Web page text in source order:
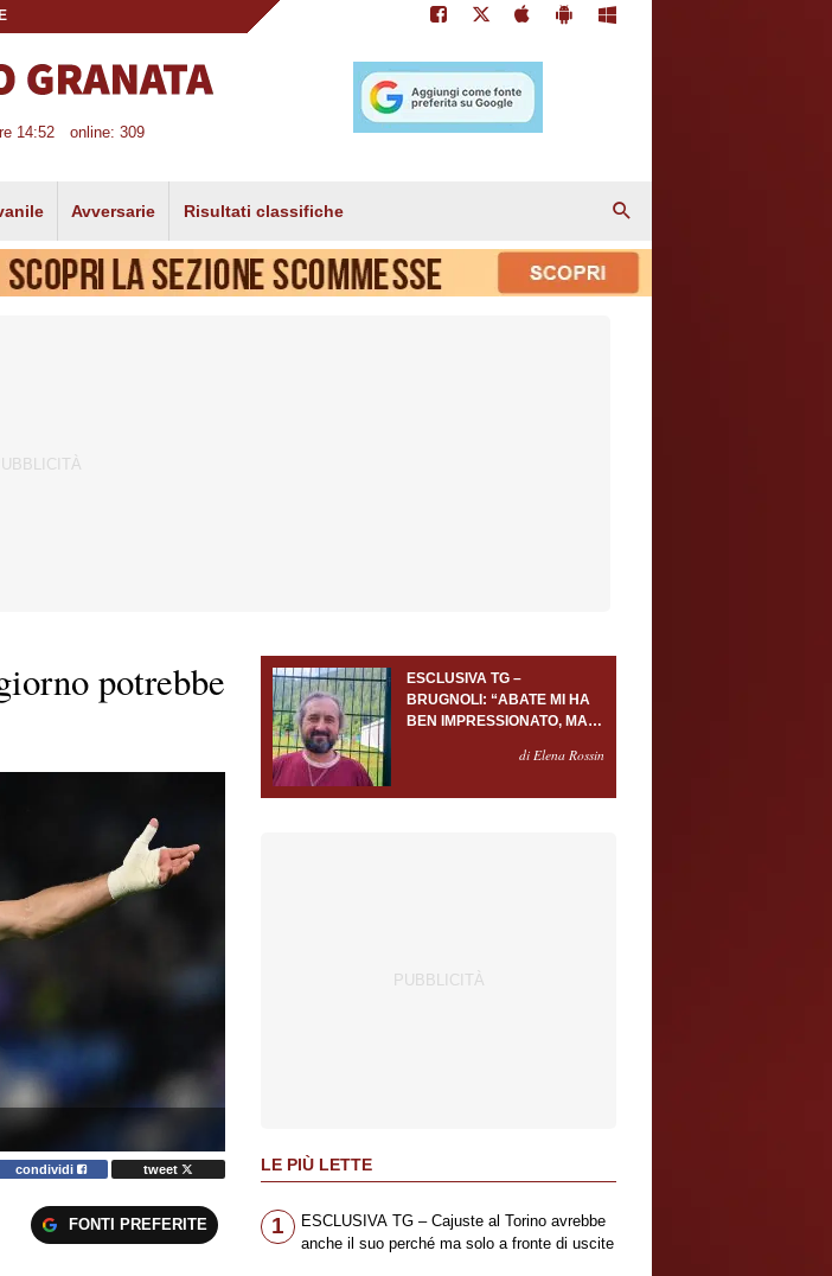
14:52 online: 309
Avversarie Risultati classifiche
potrebbe
condividi tweet
FONTI PREFERITE
ESCLUSIVA TG –
BRUGNOLI: “ABATE MI HA
BEN IMPRESSIONATO, MA
PORTIERE SERVONOdi Elena Rossin
LE PIÙ LETTE
1
ESCLUSIVA TG – Cajuste al Torino avrebbe
anche il suo perché ma solo a fronte di uscite